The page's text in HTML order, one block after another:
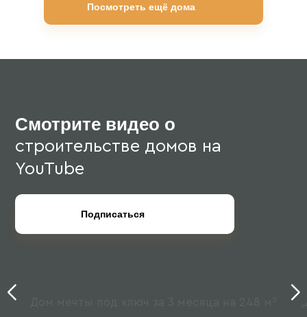
Посмотреть ещё дома
Смотрите видео о
строительстве домов на
YouTube
Подписаться